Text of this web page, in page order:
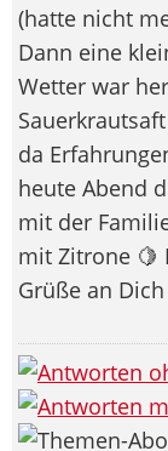
(hatte nicht
Dann eine
Wetter war
da
heute Abend
mit der
mit Zitrone 🍋
Grüße an